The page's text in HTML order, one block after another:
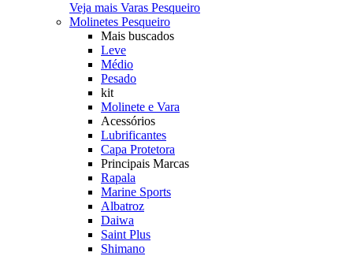
Veja mais Varas Pesqueiro
Molinetes Pesqueiro
Mais buscados
Leve
Médio
Pesado
kit
Molinete e Vara
Acessórios
Lubrificantes
Capa Protetora
Principais Marcas
Rapala
Marine Sports
Albatroz
Daiwa
Saint Plus
Shimano